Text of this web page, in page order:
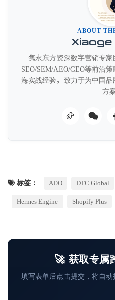
ABOUT
隽永东方资深数字营销专家
SEO/SEM/AEO/GEO等前沿
海实战经验，致力于为中国
方
标签： AEO DTC Global
Hermes Engine Shopify Plus
🚀 获取专属
填写表单后点击提交，将自